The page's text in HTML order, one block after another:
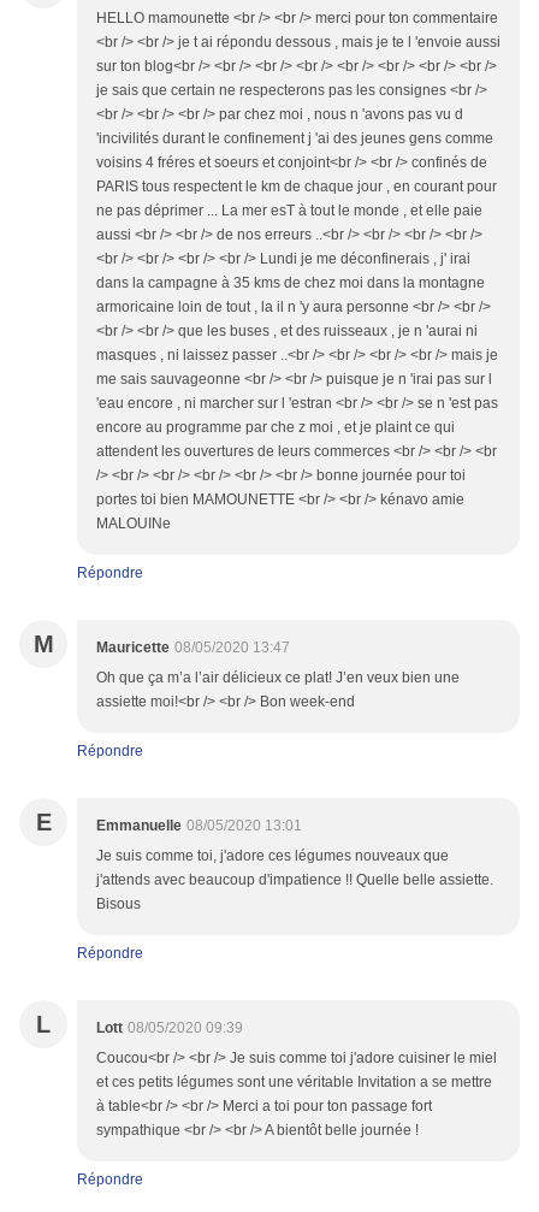
HELLO mamounette <br /> <br /> merci pour ton commentaire
<br /> <br /> je t ai répondu dessous , mais je te l 'envoie aussi
sur ton blog<br /> <br /> <br /> <br /> <br /> <br /> <br /> <br />
je sais que certain ne respecterons pas les consignes <br />
<br /> <br /> <br /> par chez moi , nous n 'avons pas vu d
'incivilités durant le confinement j 'ai des jeunes gens comme
voisins 4 fréres et soeurs et conjoint<br /> <br /> confinés de
PARIS tous respectent le km de chaque jour , en courant pour
ne pas déprimer ... La mer esT à tout le monde , et elle paie
aussi <br /> <br /> de nos erreurs ..<br /> <br /> <br /> <br />
<br /> <br /> <br /> <br /> Lundi je me déconfinerais , j' irai
dans la campagne à 35 kms de chez moi dans la montagne
armoricaine loin de tout , la il n 'y aura personne <br /> <br />
<br /> <br /> que les buses , et des ruisseaux , je n 'aurai ni
masques , ni laissez passer ..<br /> <br /> <br /> <br /> mais je
me sais sauvageonne <br /> <br /> puisque je n 'irai pas sur l
'eau encore , ni marcher sur l 'estran <br /> <br /> se n 'est pas
encore au programme par che z moi , et je plaint ce qui
attendent les ouvertures de leurs commerces <br /> <br /> <br
/> <br /> <br /> <br /> <br /> <br /> bonne journée pour toi
portes toi bien MAMOUNETTE <br /> <br /> kénavo amie
MALOUINe
Répondre
M Mauricette 08/05/2020 13:47
Oh que ça m’a l’air délicieux ce plat! J’en veux bien une
assiette moi!<br /> <br /> Bon week-end
Répondre
E Emmanuelle 08/05/2020 13:01
Je suis comme toi, j'adore ces légumes nouveaux que
j'attends avec beaucoup d'impatience !! Quelle belle assiette.
Bisous
Répondre
L Lott 08/05/2020 09:39
Coucou<br /> <br /> Je suis comme toi j'adore cuisiner le miel
et ces petits légumes sont une véritable Invitation a se mettre
à table<br /> <br /> Merci a toi pour ton passage fort
sympathique <br /> <br /> A bientôt belle journée !
Répondre